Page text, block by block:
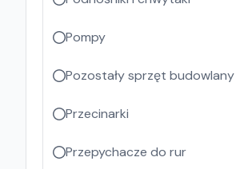
Pompy
Pozostały sprzęt budowlany
Przecinarki
Przepychacze do rur